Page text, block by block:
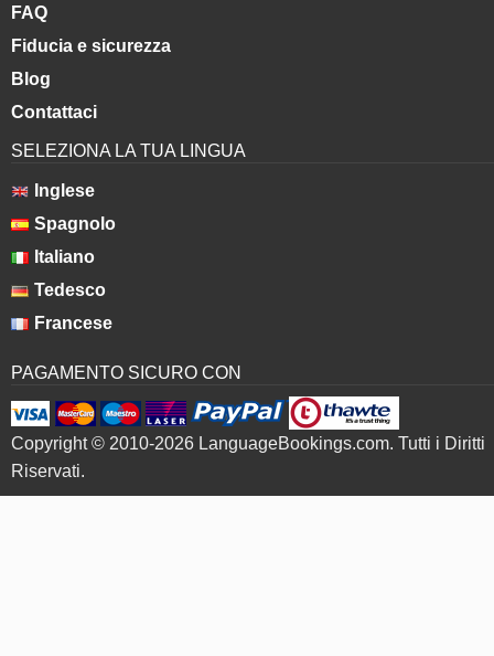
FAQ
Fiducia e sicurezza
Blog
Contattaci
SELEZIONA LA TUA LINGUA
Inglese
Spagnolo
Italiano
Tedesco
Francese
PAGAMENTO SICURO CON
Copyright © 2010-2026 LanguageBookings.com. Tutti i Diritti
Riservati.